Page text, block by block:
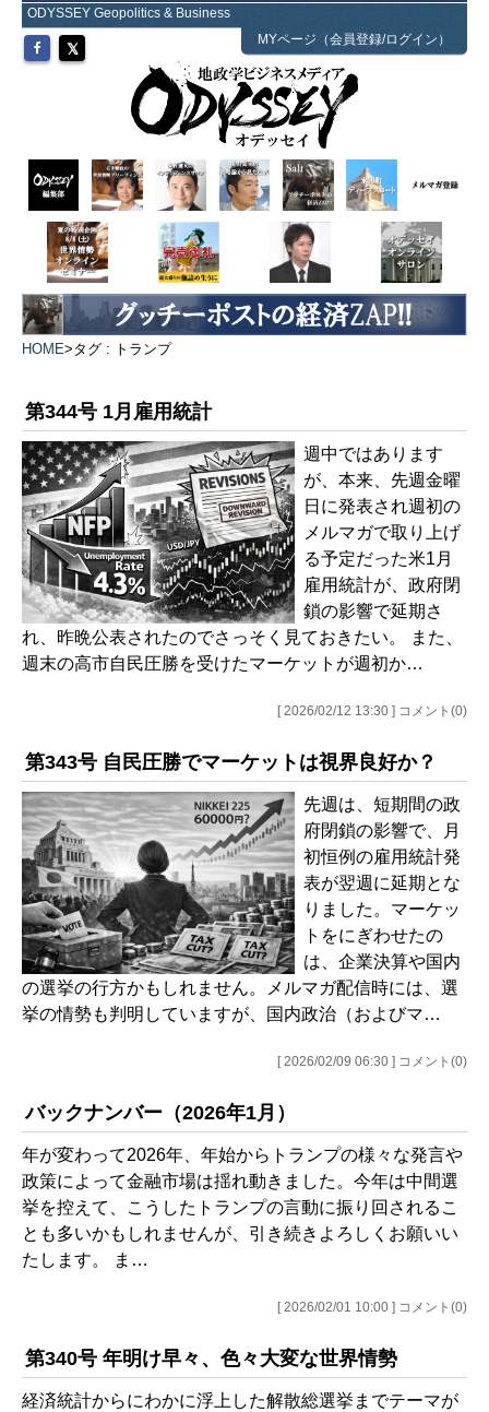
ODYSSEY Geopolitics & Business
MYページ（会員登録/ログイン）
HOME>タグ : トランプ
第344号 1月雇用統計
週中ではあります
が、本来、先週金曜
日に発表され週初の
メルマガで取り上げ
る予定だった米1月
雇用統計が、政府閉
鎖の影響で延期さ
れ、昨晩公表されたのでさっそく見ておきたい。 また、
週末の高市自民圧勝を受けたマーケットが週初か…
[ 2026/02/12 13:30 ] コメント(0)
第343号 自民圧勝でマーケットは視界良好か？
先週は、短期間の政
府閉鎖の影響で、月
初恒例の雇用統計発
表が翌週に延期とな
りました。マーケッ
トをにぎわせたの
は、企業決算や国内
の選挙の行方かもしれません。メルマガ配信時には、選
挙の情勢も判明していますが、国内政治（およびマ…
[ 2026/02/09 06:30 ] コメント(0)
バックナンバー（2026年1月）
年が変わって2026年、年始からトランプの様々な発言や
政策によって金融市場は揺れ動きました。今年は中間選
挙を控えて、こうしたトランプの言動に振り回されるこ
とも多いかもしれませんが、引き続きよろしくお願いい
たします。 ま…
[ 2026/02/01 10:00 ] コメント(0)
第340号 年明け早々、色々大変な世界情勢
経済統計からにわかに浮上した解散総選挙までテーマが